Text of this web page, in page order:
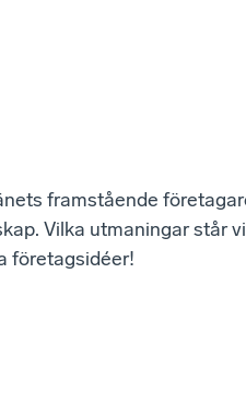
framstående
Vilka utmaningar står
företagsidéer!